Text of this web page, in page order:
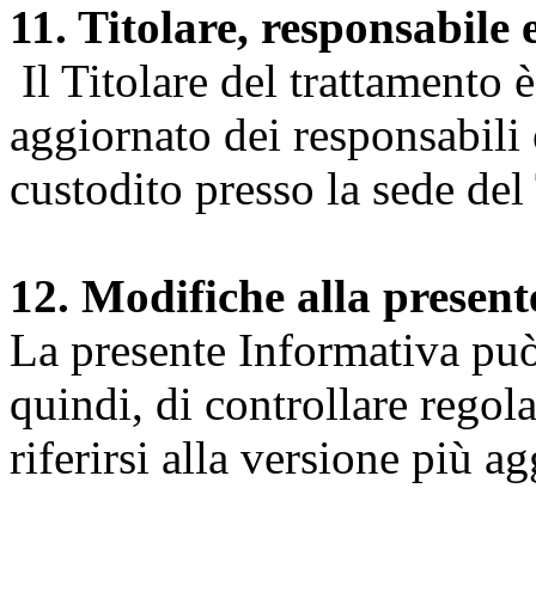
11. Titolare, responsabile
Il Titolare del trattamento
aggiornato dei
custodito presso la sede
12. Modifiche alla
La presente Informativa
quindi, di controllare
riferirsi alla versione più